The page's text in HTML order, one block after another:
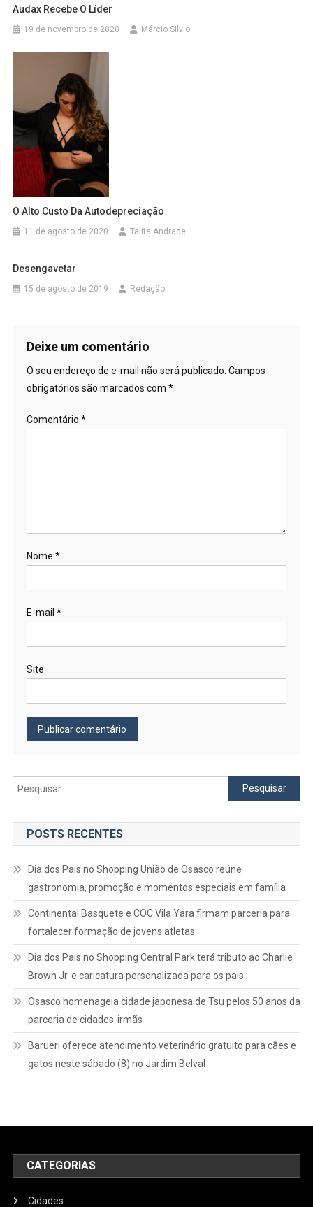
Audax Recebe O Líder
19 de novembro de 2020 Márcio Silvio
O Alto Custo Da Autodepreciação
11 de agosto de 2020 Talita Andrade
Desengavetar
15 de agosto de 2019 Redação
Deixe um comentário
O seu endereço de e-mail não será publicado. Campos
obrigatórios são marcados com *
Comentário *
Nome *
E-mail *
Site
Pesquisar
por:
POSTS RECENTES
Dia dos Pais no Shopping União de Osasco reúne
gastronomia, promoção e momentos especiais em família
Continental Basquete e COC Vila Yara firmam parceria para
fortalecer formação de jovens atletas
Dia dos Pais no Shopping Central Park terá tributo ao Charlie
Brown Jr. e caricatura personalizada para os pais
Osasco homenageia cidade japonesa de Tsu pelos 50 anos da
parceria de cidades-irmãs
Barueri oferece atendimento veterinário gratuito para cães e
gatos neste sábado (8) no Jardim Belval
CATEGORIAS
Cidades